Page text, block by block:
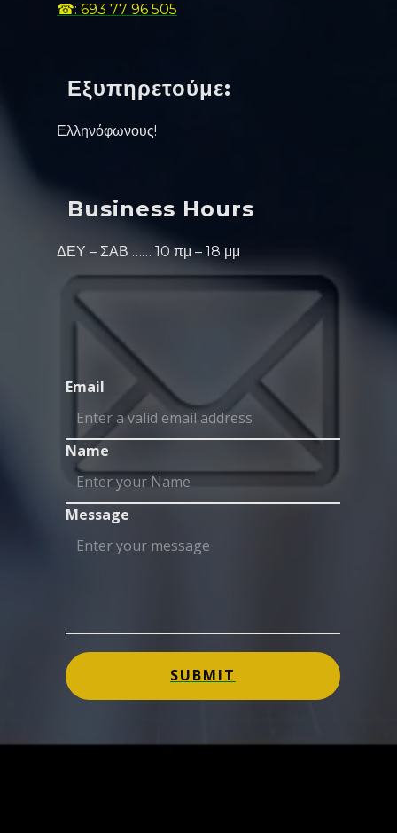
☎: 693 77 96 505
Εξυπηρετούμε:
Ελληνόφωνους!
Business Hours
ΔΕΥ – ΣΑΒ …… 10 πμ – 18 μμ
Email
Name
Message
SUBMIT